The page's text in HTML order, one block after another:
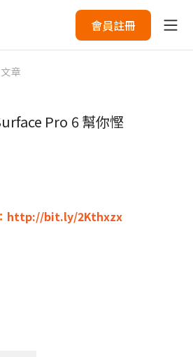
會員註冊
文章
Pro 6 幫你慳
http://bit.ly/2Kthxzx